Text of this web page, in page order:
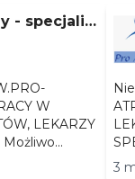
- specjaliz
W TRAKCIE SPECJALIZACJI I PO STAŻU. Możliwo...
3